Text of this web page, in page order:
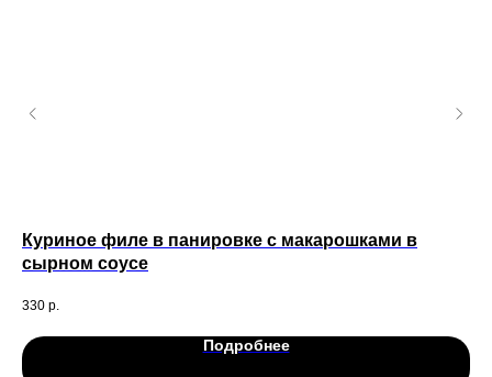
Куриное филе в панировке с макарошками в
сырном соусе
330 р.
Подробнее